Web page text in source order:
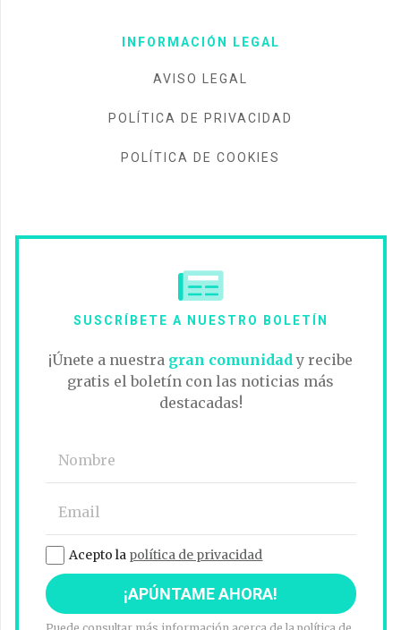
INFORMACIÓN LEGAL
AVISO LEGAL
POLÍTICA DE PRIVACIDAD
POLÍTICA DE COOKIES
SUSCRÍBETE A NUESTRO BOLETÍN
¡Únete a nuestra gran comunidad y recibe
gratis el boletín con las noticias más
destacadas!
Acepto la política de privacidad